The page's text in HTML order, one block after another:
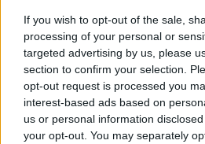
If you wish to opt-out of the sale,
processing of your personal or
targeted advertising by us, please
section to confirm your selection.
opt-out request is processed you
interest-based ads based on
us or personal information
your opt-out. You may separately